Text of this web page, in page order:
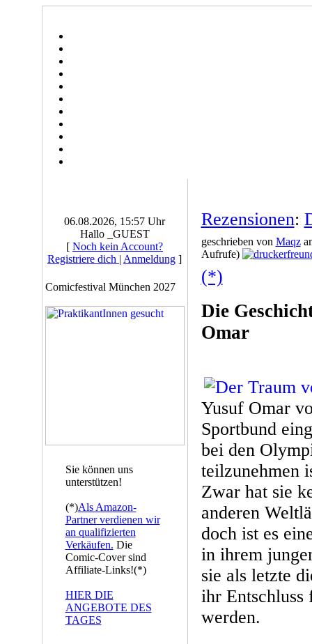
06.08.2026, 15:57 Uhr
Hallo _GUEST
[ Noch kein Account?
Registriere dich | Anmeldung ]
Comicfestival München 2027
Sie können uns
unterstützen!
(*)Als Amazon-
Partner verdienen wir
an qualifizierten
Verkäufen. Die
Comic-Cover sind
Affiliate-Links!(*)
HIER DIE
ANGEBOTE DES
TAGES
Rezensionen:
geschrieben von Maqz
Aufrufe)
(*)
Die
Omar
Yusuf Omar
Sportbund
bei den
teilzunehmen
Zwar hat sie
anderen
doch ist es
in ihrem
sie als letzte
ihr Entschluss
werden.